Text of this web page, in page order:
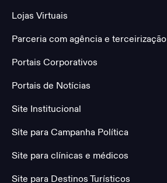
Lojas Virtuais
Parceria com agência e terceirização
Portais Corporativos
Portais de Notícias
Site Institucional
Site para Campanha Política
Site para clínicas e médicos
Site para Destinos Turísticos